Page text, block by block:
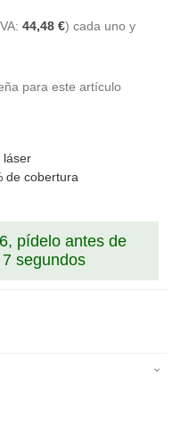
44,48 € cada uno y
para este artículo
láser
de cobertura
pídelo antes de
segundos